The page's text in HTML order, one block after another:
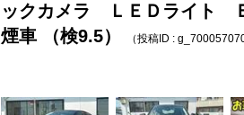
ックカメラ ＬＥＤライト
煙車 （検9.5）
（投稿ID :